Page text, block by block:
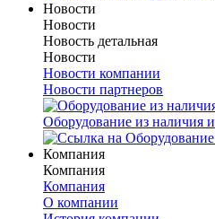
Новости
Новости
Новость детальная
Новости
Новости компании
Новости партнеров
Оборудование из наличия
Компания
Компания
Компания
О компании